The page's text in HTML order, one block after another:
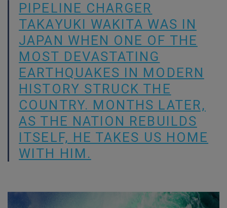
PIPELINE CHARGER
TAKAYUKI WAKITA WAS IN
JAPAN WHEN ONE OF THE
MOST DEVASTATING
EARTHQUAKES IN MODERN
HISTORY STRUCK THE
COUNTRY. MONTHS LATER,
AS THE NATION REBUILDS
ITSELF, HE TAKES US HOME
WITH HIM.